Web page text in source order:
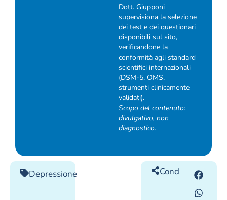
Dott. Giupponi
supervisiona la selezione
dei test e dei questionari
disponibili sul sito,
verificandone la
conformità agli standard
scientifici internazionali
(DSM-5, OMS,
strumenti clinicamente
validati).
Scopo del contenuto:
divulgativo, non
diagnostico.
Depressione Condividilo